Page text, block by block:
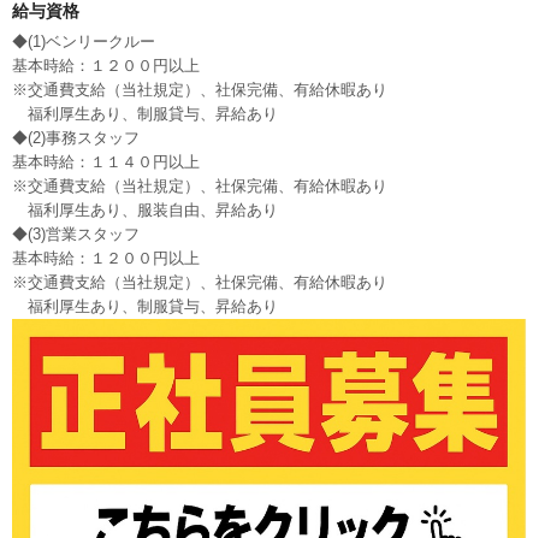
給与資格
◆(1)ベンリークルー
基本時給：１２００円以上
※交通費支給（当社規定）、社保完備、有給休暇あり
福利厚生あり、制服貸与、昇給あり
◆(2)事務スタッフ
基本時給：１１４０円以上
※交通費支給（当社規定）、社保完備、有給休暇あり
福利厚生あり、服装自由、昇給あり
◆(3)営業スタッフ
基本時給：１２００円以上
※交通費支給（当社規定）、社保完備、有給休暇あり
福利厚生あり、制服貸与、昇給あり